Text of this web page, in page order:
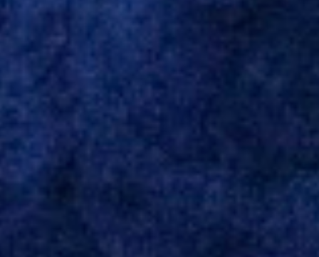
Desde então, está no Kayserispor. Caso a negociação seja
opção de Mano Menezes no setor de meio-campo. Atualmente, na
contração de Campanharo de 31 anos